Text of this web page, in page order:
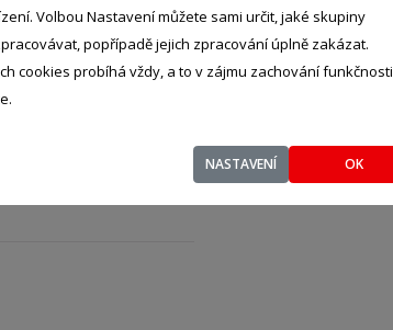
Volbou Nastavení můžete sami určit, jaké skupiny
popřípadě jejich zpracování úplně zakázat.
cookies probíhá vždy, a to v zájmu zachování funkčnosti
NASTAVENÍ OK